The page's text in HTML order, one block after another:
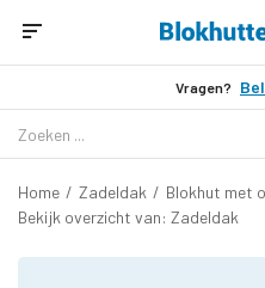
Vragen?
Home / Zadeldak / Blokhut met
Bekijk overzicht van: Zadeldak